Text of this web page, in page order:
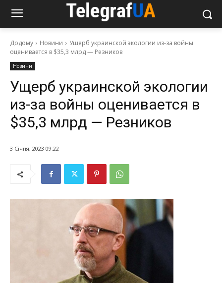
Додому Новини
Ущерб украинской экологии из-за войны
оценивается в $35,3 млрд — Резников
Новини
Ущерб украинской экологии
из-за войны оценивается в
$35,3 млрд — Резников
3 Січня, 2023 09:22